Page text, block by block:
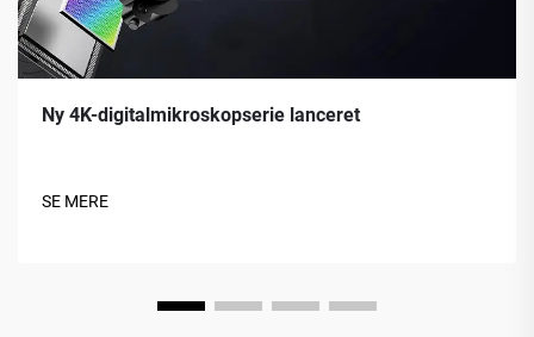
Ny 4K-digitalmikroskopserie lanceret
SE MERE